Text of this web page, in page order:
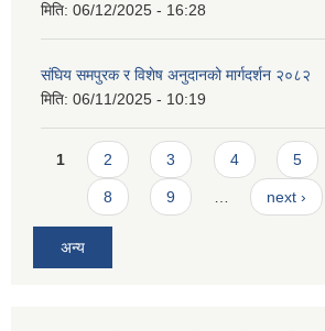
मिति: 06/12/2025 - 16:28
संघिय समपुरक र विशेष अनुदानको मार्गदर्शन २०८२
मिति: 06/11/2025 - 10:19
Pages
1 2 3 4 5
8 9 next ›
अन्य